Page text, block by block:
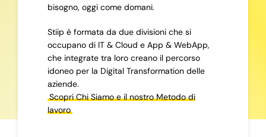
bisogno, oggi come domani.
Stiip è formata da due divisioni che si
occupano di IT & Cloud e App & WebApp,
che integrate tra loro creano il percorso
idoneo per la Digital Transformation delle
aziende.
Scopri Chi Siamo e il nostro Metodo di
lavoro